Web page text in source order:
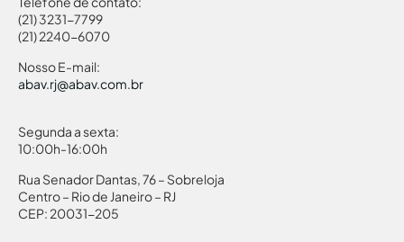
(21) 3231-7799
(21) 2240-6070
Nosso E-mail:
abav.rj@abav.com.br
Segunda a sexta:
10:00h-16:00h
Rua Senador Dantas, 76 – Sobreloja
Centro – Rio de Janeiro – RJ
CEP: 20031-205